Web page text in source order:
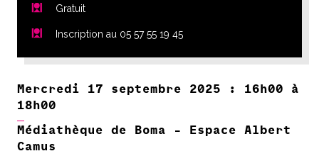
Gratuit
Inscription au 05 57 55 19 45
Mercredi 17 septembre 2025 : 16h00 à
18h00
Médiathèque de Boma - Espace Albert
Camus